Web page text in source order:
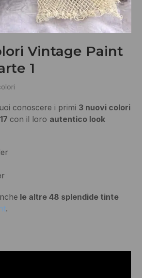
Vintage Paint
1
conoscere i primi 3 nuovi colori
con il loro autentico look
le altre 48 splendide tinte
.